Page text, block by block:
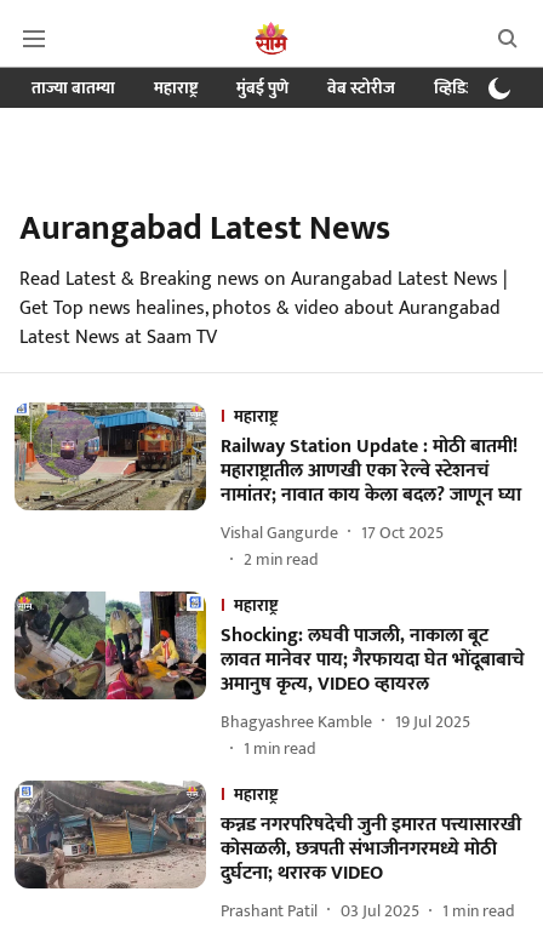
ताज्या बातम्या महाराष्ट्र मुंबई पुणे वेब स्टोरीज व्हिडिओ
Aurangabad Latest News
Read Latest & Breaking news on Aurangabad Latest News |
Get Top news healines, photos & video about Aurangabad
Latest News at Saam TV
महाराष्ट्र
Railway Station Update : मोठी बातमी!
महाराष्ट्रातील आणखी एका रेल्वे स्टेशनचं
नामांतर; नावात काय केला बदल? जाणून घ्या
Vishal Gangurde
17 Oct 2025
2min read
महाराष्ट्र
Shocking: लघवी पाजली, नाकाला बूट
लावत मानेवर पाय; गैरफायदा घेत भोंदूबाबाचे
अमानुष कृत्य, VIDEO व्हायरल
Bhagyashree Kamble
19 Jul 2025
1 min read
महाराष्ट्र
कन्नड नगरपरिषदेची जुनी इमारत पत्त्यासारखी
कोसळली, छत्रपती संभाजीनगरमध्ये मोठी
दुर्घटना; थरारक VIDEO
Prashant Patil 03 Jul 2025 1 min read